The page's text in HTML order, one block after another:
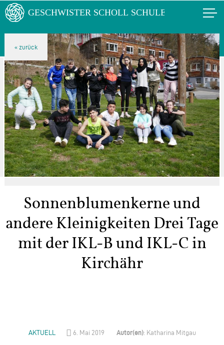
Sonnenblumenkerne und
andere Kleinigkeiten Drei Tage
mit der IKL-B und IKL-C in
Kirchähr
AKTUELL 6. Mai 2019 Autor(en): Katharina Mitgau